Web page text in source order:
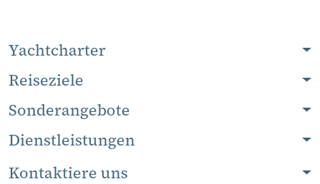
Yachtcharter
Reiseziele
Sonderangebote
Dienstleistungen
Kontaktiere uns